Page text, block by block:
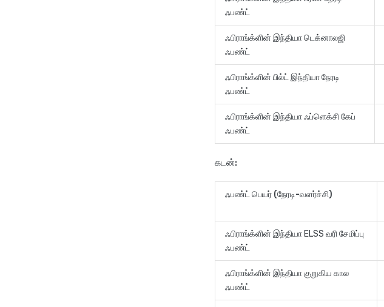
ஃபண்ட்
ஃபிராங்க்ளின் இந்தியா டெக்னாலஜி
ஃபண்ட்
ஃபிராங்க்ளின் பில்ட் இந்தியா நேரடி
ஃபண்ட்
ஃபிராங்க்ளின் இந்தியா ஃப்ளெக்சி கேப்
ஃபண்ட்
கடன்:
ஃபண்ட் பெயர் (நேரடி-வளர்ச்சி)
ஃபிராங்க்ளின் இந்தியா ELSS வரி சேமிப்பு
ஃபண்ட்
ஃபிராங்க்ளின் இந்தியா குறுகிய கால
ஃபண்ட்